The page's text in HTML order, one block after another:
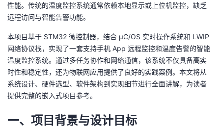
的
客
我
论
坛
的
圈
子
我
的
直
播
我
的
活
我
的
性能。传统的温度监控系统通常依赖本地显示或上位机监控，缺乏
远程访问与智能告警功能。
本项目基于 STM32 微控制器，结合 μC/OS 实时操作系统和 LWIP
网络协议栈，实现了一套支持手机 App 远程监控和温度告警的智能
温度监控系统。通过多任务协作和网络通信，该系统不仅具备高实
时性和稳定性，还为物联网应用提供了良好的实践案例。本文将从
系统设计、硬件选型、软件架构到实现细节进行全面讲解，为读者
提供完整的嵌入式项目参考。
一、项目背景与设计目标